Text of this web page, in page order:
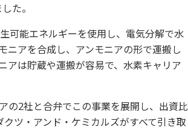
た。
可能エネルギーを使用し、電気分解で水
ニアを合成し、アンモニアの形で運搬し
アは貯蔵や運搬が容易で、水素キャリア
の2社と合弁でこの事業を展開し、出資比
ツ・アンド・ケミカルズがすべて引き取